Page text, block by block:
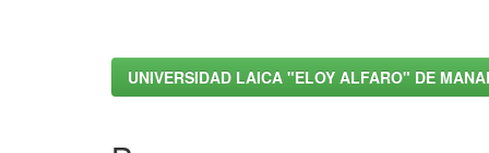
UNIVERSIDAD LAICA "ELOY ALFARO" DE